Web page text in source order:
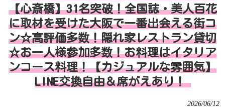
【心斎橋】31名突破！全国誌・美人百花
に取材を受けた大阪で一番出会える街コ
ン☆高評価多数！隠れ家レストラン貸切
☆お一人様参加多数！お料理はイタリア
ンコース料理！【カジュアルな雰囲気】
LINE交換自由＆席がえあり！
2026/06/12